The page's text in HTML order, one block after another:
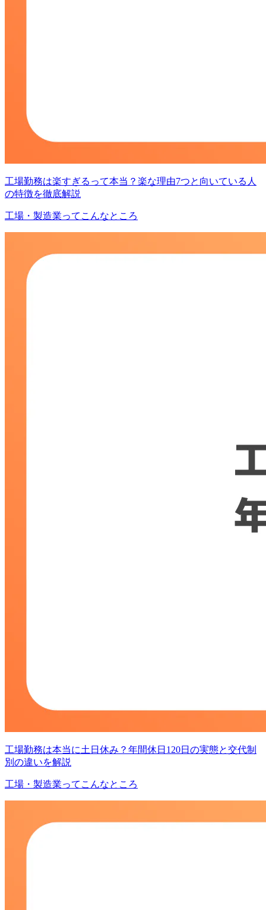
工場勤務は楽すぎるって本当？楽な理由7つと向いている人
の特徴を徹底解説
工場・製造業ってこんなところ
工場勤務は本当に土日休み？年間休日120日の実態と交代制
別の違いを解説
工場・製造業ってこんなところ